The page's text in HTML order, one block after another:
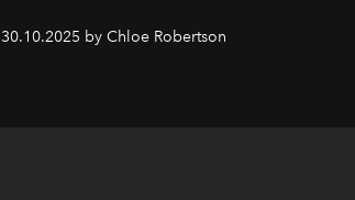
30.10.2025 by Chloe Robertson